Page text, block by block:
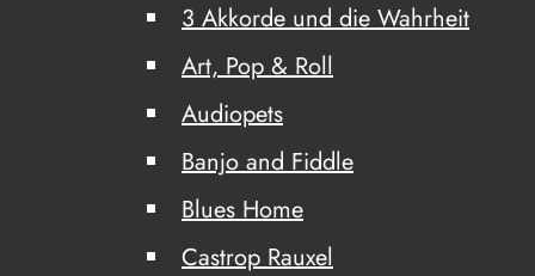
3 Akkorde und die Wahrheit
Art, Pop & Roll
Audiopets
Banjo and Fiddle
Blues Home
Castrop Rauxel